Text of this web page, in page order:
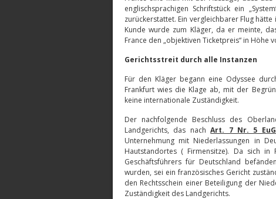
englischsprachigen Schriftstück ein
zurückerstattet. Ein vergleichbarer Flug
Kunde wurde zum Kläger, da er meinte,
France den „objektiven Ticketpreis“ in Höhe
Gerichtsstreit durch alle Instanzen
Für den Kläger begann eine Odyssee
Frankfurt wies die Klage ab, mit der
keine internationale Zuständigkeit.
Der nachfolgende Beschluss des
Landgerichts, das nachArt. 7 Nr. 5
Unternehmung mit Niederlassungen in
Hautstandortes ( Firmensitze). Da sich
Geschäftsführers für Deutschland
wurden, sei ein französisches Gericht
den Rechtsschein einer Beteiligung der
Zuständigkeit des Landgerichts.